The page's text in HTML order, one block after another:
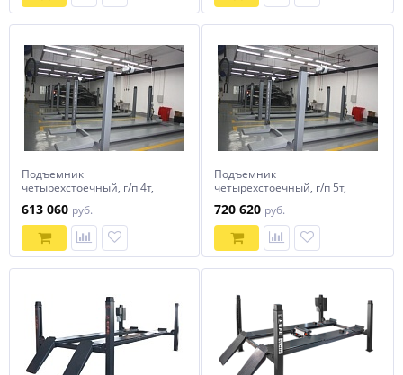
Подъемник
четырехстоечный, г/п 4т,
Everlift EE-6435V2S.48L.40T.M
613 060руб.
Подъемник
четырехстоечный, г/п 5т,
Everlift EE-6435V2S.52L.50T.M
720 620руб.